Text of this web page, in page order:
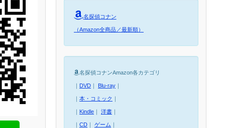
名探偵コナン
（Amazon全商品／最新順）
名探偵コナンAmazon各カテゴリ
｜ DVD ｜ Blu-ray ｜
｜ 本・コミック ｜
｜ Kindle ｜ 洋書 ｜
｜ CD ｜ ゲーム ｜